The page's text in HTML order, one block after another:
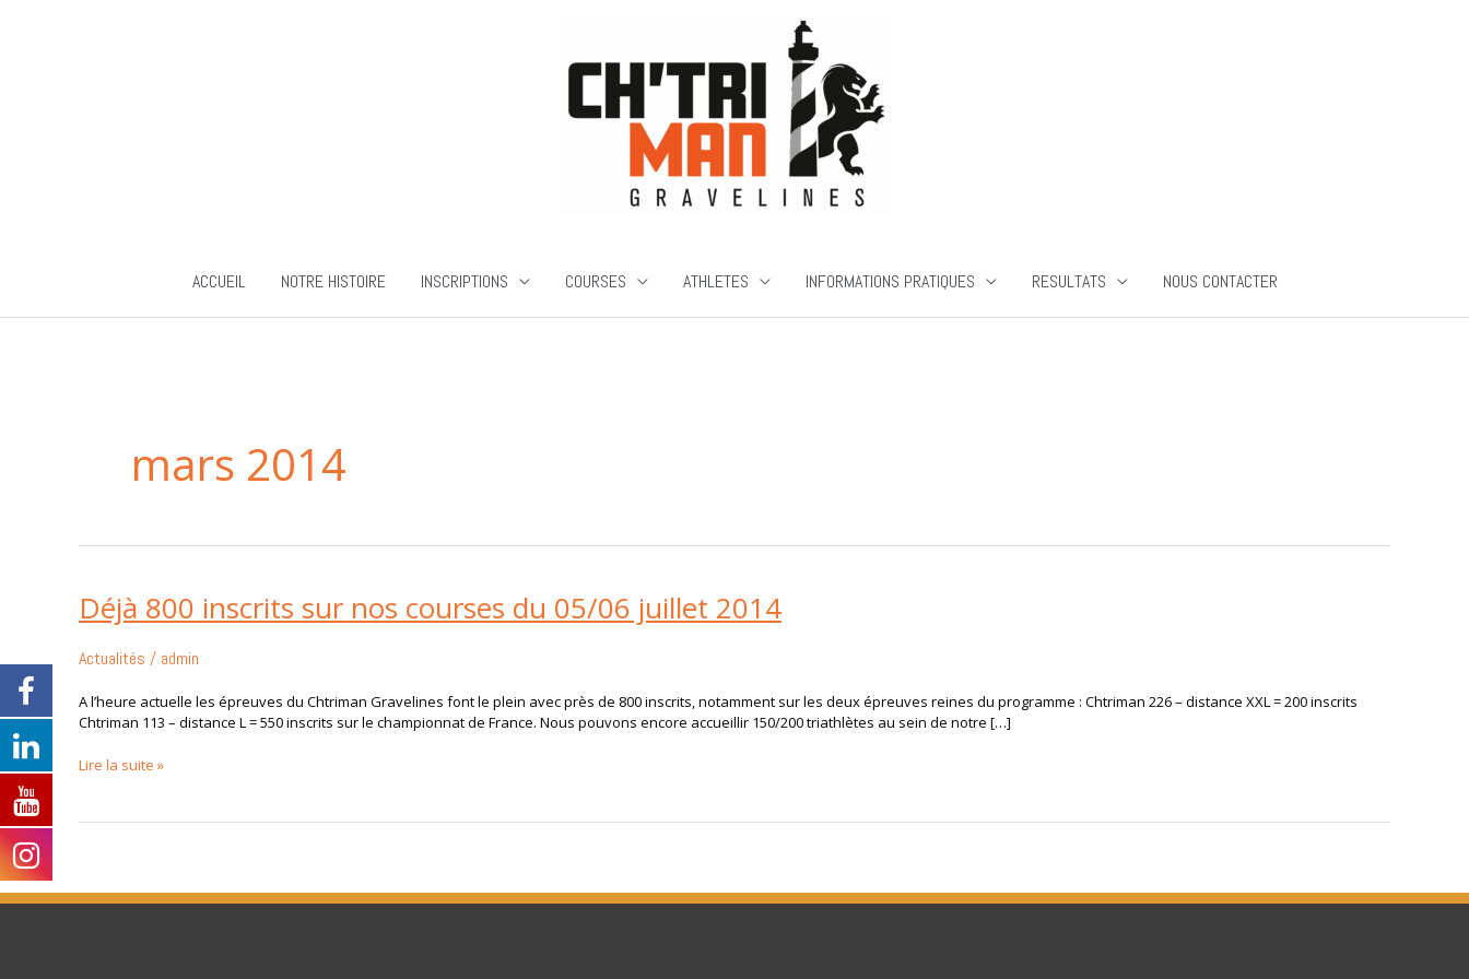
ACCUEIL NOTRE HISTOIRE INSCRIPTIONS COURSES ATHLETES INFORMATIONS PRATIQUES RESULTATS NOUS CONTACTER
mars 2014
Déjà 800 inscrits sur nos courses du 05/06 juillet 2014
Actualités / admin
A l’heure actuelle les épreuves du Chtriman Gravelines font le plein avec près de 800 inscrits, notamment sur les deux épreuves reines du programme : Chtriman 226 – distance XXL = 200 inscrits
Chtriman 113 – distance L = 550 inscrits sur le championnat de France. Nous pouvons encore accueillir 150/200 triathlètes au sein de notre […]
Déjà
800
sur
courses
du
juillet
Lire la suite »